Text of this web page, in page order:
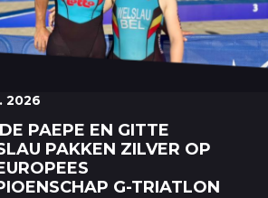
2026
PAEPE EN GITTE
PAKKEN ZILVER OP
G-TRIATLON